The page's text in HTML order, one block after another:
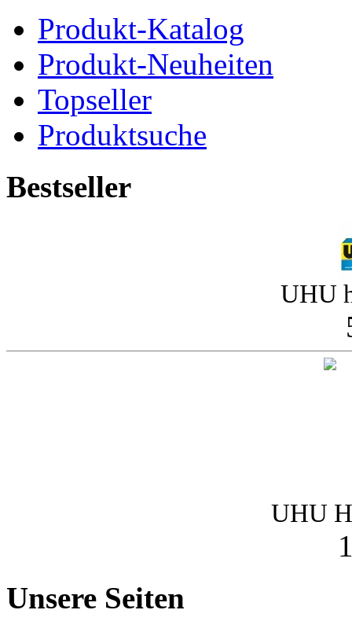
Produkt-Katalog
Produkt-Neuheiten
Topseller
Produktsuche
Bestseller
UHU
UHU
Unsere Seiten